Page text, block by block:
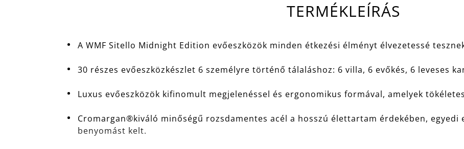
TERMÉKLEÍRÁS
A WMF Sitello Midnight Edition evőeszközök minden étkezési élményt élvezetessé
30 részes evőeszközkészlet 6 személyre történő tálaláshoz: 6 villa, 6 evőkés, 6 leveses
Luxus evőeszközök kifinomult megjelenéssel és ergonomikus formával, amelyek
Cromargan®kiváló minőségű rozsdamentes acél a hosszú élettartam érdekében, egyedi
benyomást kelt.